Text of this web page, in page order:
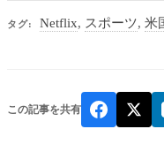
タグ: Netflix, スポーツ,米
この記事を共有